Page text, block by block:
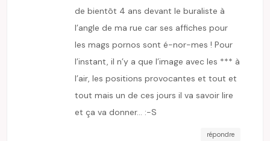
de bientôt 4 ans devant le buraliste à
l’angle de ma rue car ses affiches pour
les mags pornos sont é-nor-mes ! Pour
l’instant, il n’y a que l’image avec les *** à
l’air, les positions provocantes et tout et
tout mais un de ces jours il va savoir lire
et ça va donner… :-S
répondre